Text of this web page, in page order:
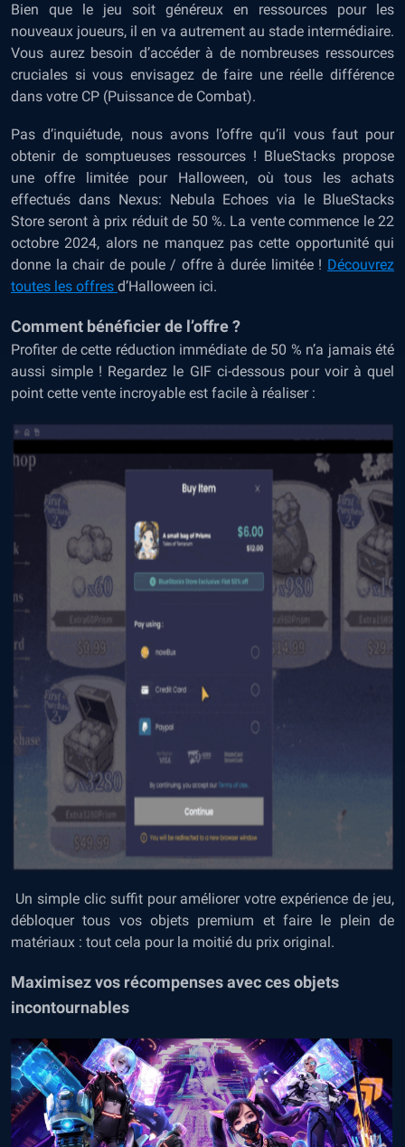
Bien que le jeu soit généreux en ressources pour les
nouveaux joueurs, il en va autrement au stade intermédiaire.
Vous aurez besoin d’accéder à de nombreuses ressources
cruciales si vous envisagez de faire une réelle différence
dans votre CP (Puissance de Combat).
Pas d’inquiétude, nous avons l’offre qu’il vous faut pour
obtenir de somptueuses ressources ! BlueStacks propose
une offre limitée pour Halloween, où tous les achats
effectués dans Nexus: Nebula Echoes via le BlueStacks
Store seront à prix réduit de 50 %. La vente commence le 22
octobre 2024, alors ne manquez pas cette opportunité qui
donne la chair de poule / offre à durée limitée ! Découvrez
toutes les offres d’Halloween ici.
Comment bénéficier de l’offre ?
Profiter de cette réduction immédiate de 50 % n’a jamais été
aussi simple ! Regardez le GIF ci-dessous pour voir à quel
point cette vente incroyable est facile à réaliser :
Un simple clic suffit pour améliorer votre expérience de jeu,
débloquer tous vos objets premium et faire le plein de
matériaux : tout cela pour la moitié du prix original.
Maximisez vos récompenses avec ces objets
incontournables